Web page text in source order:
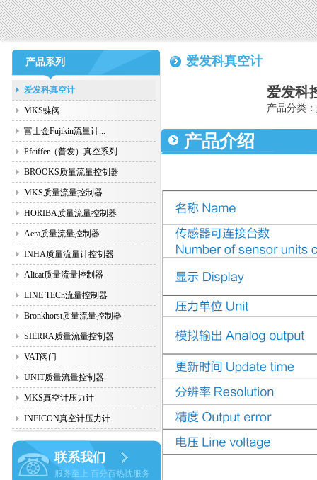
产品系列
爱发科真空计
MKS蝶阀
富士金Fujikin流量计...
Pfeiffer（普发）真空系列
BROOKS质量流量控制器
MKS质量流量控制器
HORIBA质量流量控制器
Aera质量流量控制器
INHA质量流量计控制器
Alicat质量流量控制器
LINE TECh流量控制器
Bronkhorst质量流量控制器
SIERRA质量流量控制器
VAT阀门
UNIT质量流量控制器
MKS真空计压力计
INFICON真空计压力计
联系我们
服务至上 百分百热忱服务
爱发科真空计
爱发科
产品分类：
产品介绍